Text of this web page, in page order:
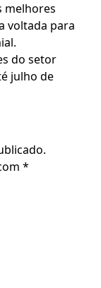
melhores
voltada para
do setor
julho de
*